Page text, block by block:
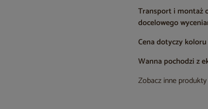
Transport i montaż
docelowego
Cena dotyczy
Wanna pochodzi z
Zobacz inne